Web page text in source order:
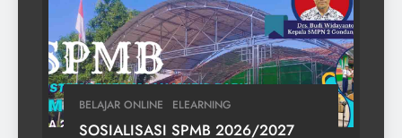
BELAJAR ONLINE ELEARNING
SOSIALISASI SPMB 2026/2027